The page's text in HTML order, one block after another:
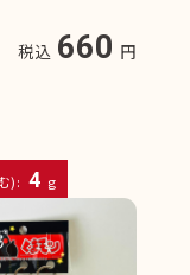
税込 660 円
): 4 g